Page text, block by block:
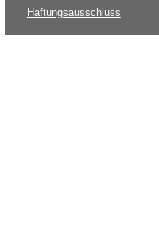
Haftungsausschluss